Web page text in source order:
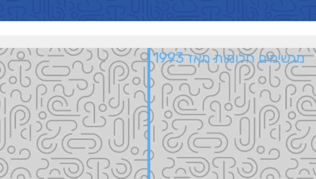
מגשימים חלומות מאז 1993